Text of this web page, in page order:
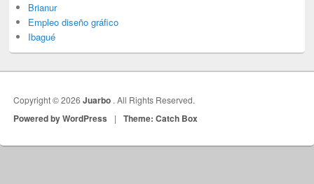
Brianur
Empleo diseño gráfico
Ibagué
Copyright © 2026Juarbo . All Rights Reserved.
Powered by WordPress | Theme: Catch Box